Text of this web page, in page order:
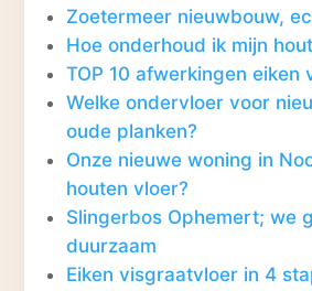
Zoetermeer nieuwbouw,
Hoe onderhoud ik mijn
TOP 10 afwerkingen eiken
Welke ondervloer voor
oude planken?
Onze nieuwe woning in
houten vloer?
Slingerbos Ophemert; we
duurzaam
Eiken visgraatvloer in 4